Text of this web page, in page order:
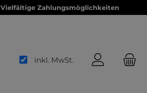
Vielfältige Zahlungsmöglichkeiten
inkl. MwSt.